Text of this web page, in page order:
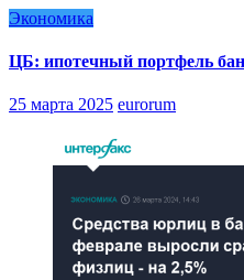
Экономика
ЦБ: ипотечный портфель
25 марта 2025 eurorum